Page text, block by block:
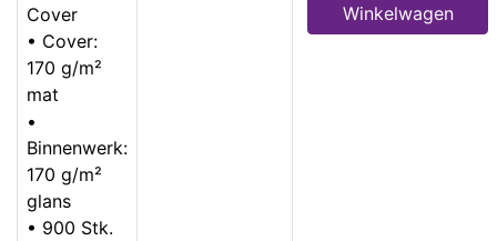
Cover
• Cover:
170 g/m²
mat
•
Binnenwerk:
170 g/m²
glans
• 900 Stk.
Winkelwagen